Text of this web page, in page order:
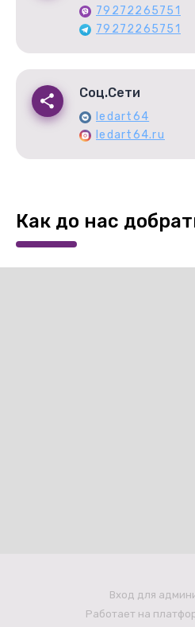
79272265751
79272265751
Соц.Сети
ledart64
ledart64.ru
Как до нас
Вход для
Работает на